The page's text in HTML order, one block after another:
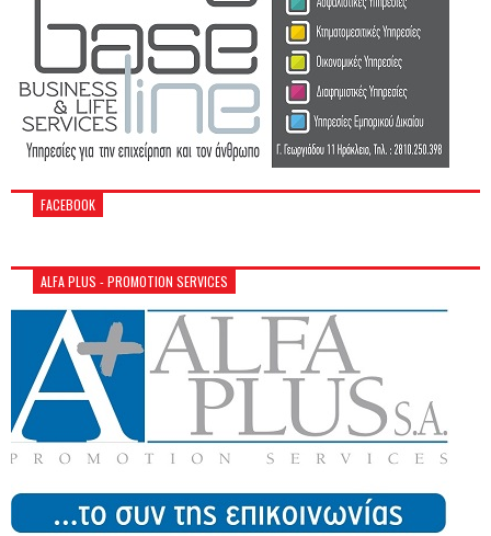
FACEBOOK
ALFA PLUS - PROMOTION SERVICES